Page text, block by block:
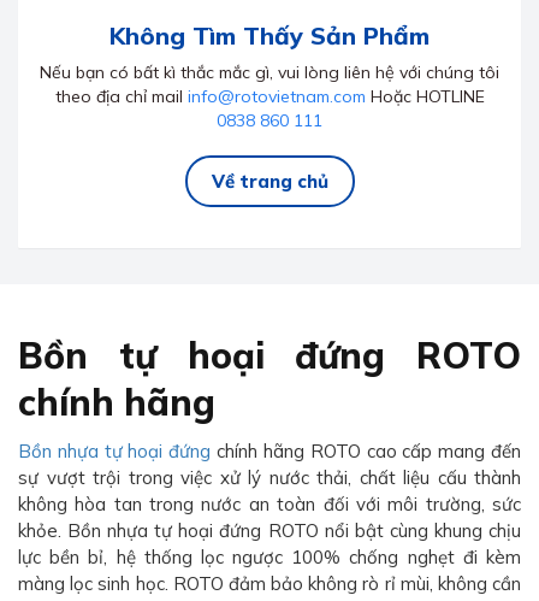
Không Tìm Thấy Sản Phẩm
Nếu bạn có bất kì thắc mắc gì, vui lòng liên hệ với chúng tôi
theo địa chỉ mail info@rotovietnam.com Hoặc HOTLINE
0838 860 111
Về trang chủ
Bồn tự hoại đứng ROTO
chính hãng
Bồn nhựa tự hoại đứng chính hãng ROTO cao cấp mang đến
sự vượt trội trong việc xử lý nước thải, chất liệu cấu thành
không hòa tan trong nước an toàn đối với môi trường, sức
khỏe. Bồn nhựa tự hoại đứng ROTO nổi bật cùng khung chịu
lực bền bỉ, hệ thống lọc ngược 100% chống nghẹt đi kèm
màng lọc sinh học. ROTO đảm bảo không rò rỉ mùi, không cần